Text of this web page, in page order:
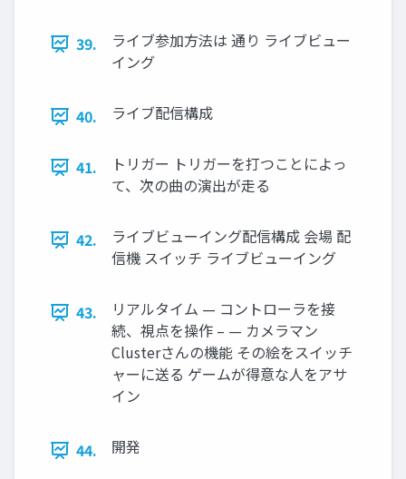
39.
ライブ参加方法は 通り ライブビュー
イング
40. ライブ配信構成
41.
トリガー トリガーを打つことによっ
て、次の曲の演出が走る
42.
ライブビューイング配信構成 会場 配
信機 スイッチ ライブビューイング
43.
リアルタイム — コントローラを接
続、視点を操作 – — カメラマン
Clusterさんの機能 その絵をスイッチ
ャーに送る ゲームが得意な人をアサ
イン
44. 開発